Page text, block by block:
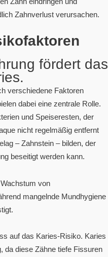
Zahnverlust verursachen.
fördert das
verschiedene Faktoren
dabei eine zentrale Rolle.
und Speiseresten, der
nicht regelmäßig entfernt
– Zahnstein – bilden, der
beseitigt werden kann.
von
mangelnde Mundhygiene
auf das Karies-Risiko. Karies
da diese Zähne tiefe Fissuren